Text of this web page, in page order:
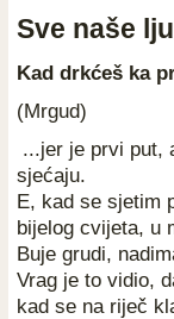
Sve naše
Kad drkćeš ka
(Mrgud)
...jer je prvi put,
sjećaju.
E, kad se sjetim
bijelog cvijeta, u
Buje grudi,
Vrag je to vidio,
kad se na riječ